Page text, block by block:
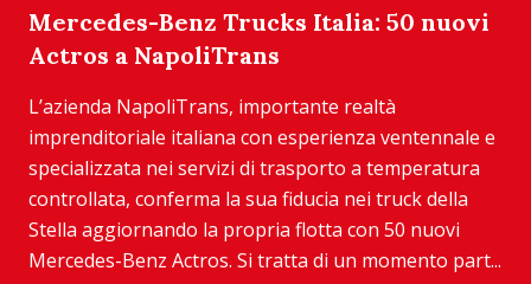
Mercedes-Benz Trucks Italia: 50 nuovi
Actros a NapoliTrans
L’azienda NapoliTrans, importante realtà
imprenditoriale italiana con esperienza ventennale e
specializzata nei servizi di trasporto a temperatura
controllata, conferma la sua fiducia nei truck della
Stella aggiornando la propria flotta con 50 nuovi
Mercedes-Benz Actros. Si tratta di un momento part...